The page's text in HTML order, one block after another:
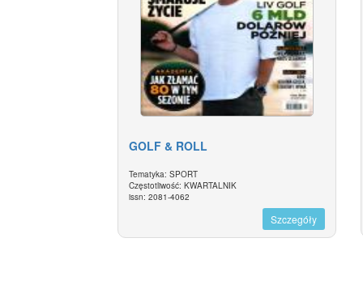
GOLF & ROLL
Tematyka: SPORT
Częstotliwość: KWARTALNIK
issn: 2081-4062
Szczegóły